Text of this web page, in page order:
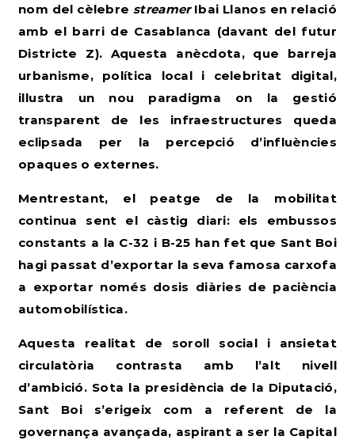
nom del cèlebrestreamerIbai Llanos en relació
amb el barri de Casablanca (davant del futur
Districte Z). Aquesta anècdota, que barreja
urbanisme, política local i celebritat digital,
il·lustra un nou paradigma on la gestió
transparent de les infraestructures queda
eclipsada per la percepció d’influències
opaques o externes.
Mentrestant, el peatge de la mobilitat
continua sent el càstig diari: els embussos
constants a la C-32 i B-25 han fet que Sant Boi
hagi passat d’exportar la seva famosa carxofa
a exportar només dosis diàries de paciència
automobilística.
Aquesta realitat de soroll social i ansietat
circulatòria contrasta amb l’alt nivell
d’ambició. Sota la presidència de la Diputació,
Sant Boi s’erigeix com a referent de la
governança avançada, aspirant a ser la Capital